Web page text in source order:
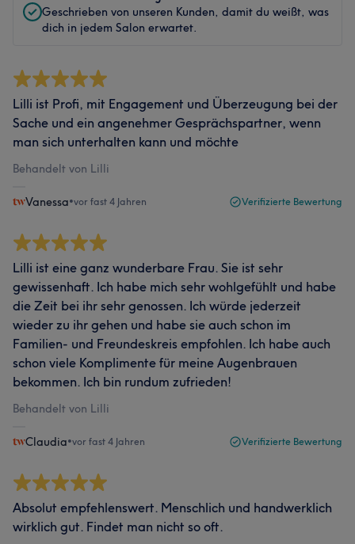
Geschrieben von unseren Kunden, damit du weißt, was
dich in jedem Salon erwartet.
Lilli ist Profi, mit Engagement und Überzeugung bei der
Sache und ein angenehmer Gesprächspartner, wenn
man sich unterhalten kann und möchte
Behandelt von Lilli
Vanessa•vor fast 4 Jahren Verifizierte Bewertung
Lilli ist eine ganz wunderbare Frau. Sie ist sehr
gewissenhaft. Ich habe mich sehr wohlgefühlt und habe
die Zeit bei ihr sehr genossen. Ich würde jederzeit
wieder zu ihr gehen und habe sie auch schon im
Familien- und Freundeskreis empfohlen. Ich habe auch
schon viele Komplimente für meine Augenbrauen
bekommen. Ich bin rundum zufrieden!
Behandelt von Lilli
Claudia•vor fast 4 Jahren Verifizierte Bewertung
Absolut empfehlenswert. Menschlich und handwerklich
wirklich gut. Findet man nicht so oft.